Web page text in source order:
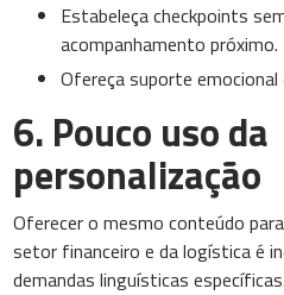
Estabeleça checkpoints
acompanhamento próximo.
Ofereça suporte emocional
6. Pouco uso da
personalização
Oferecer o mesmo conteúdo
setor financeiro e da logística é
demandas linguísticas específicas.